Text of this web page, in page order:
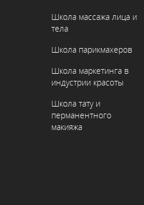
Школа массажа лица и
тела
Школа парикмахеров
Школа маркетинга в
индустрии красоты
Школа тату и
перманентного
макияжа